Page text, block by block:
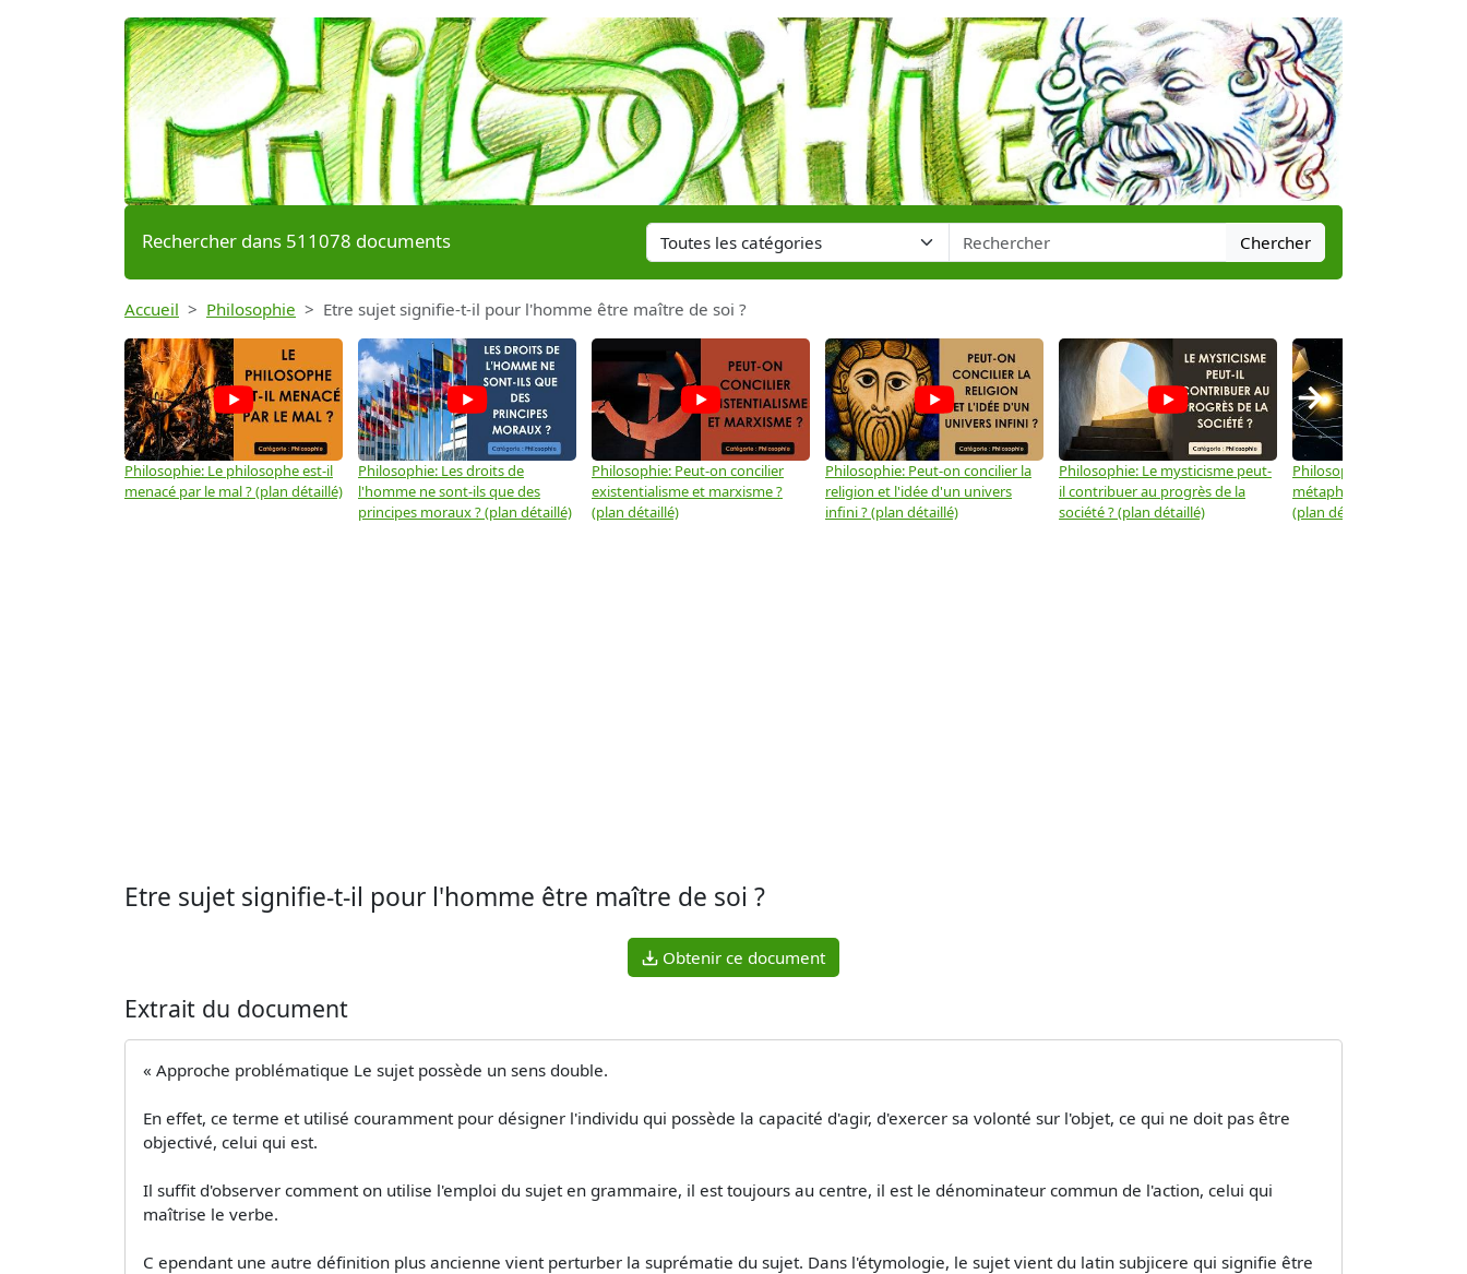
Rechercher dans 511078 documents Chercher
Accueil Philosophie Etre sujet signifie-t-il pour l'homme être maître de soi ?
Philosophie: Le philosophe est-il
menacé par le mal ? (plan détaillé)
Philosophie: Les droits de
l'homme ne sont-ils que des
principes moraux ? (plan détaillé)
Philosophie: Peut-on concilier
existentialisme et marxisme ?
(plan détaillé)
Philosophie: Peut-on concilier la
religion et l'idée d'un univers
infini ? (plan détaillé)
Philosophie: Le mysticisme peut-
il contribuer au progrès de la
société ? (plan détaillé)
Philosophie: Peut-on lier la
métaphysique à la
(plan détaillé)
→
Etre sujet signifie-t-il pour l'homme être maître de soi ?
Obtenir ce document
Extrait du document
« Approche problématique Le sujet possède un sens double.
En effet, ce terme et utilisé couramment pour désigner l'individu qui possède la capacité d'agir, d'exercer sa volonté sur l'objet, ce qui ne doit pas être
objectivé, celui qui est.
Il suffit d'observer comment on utilise l'emploi du sujet en grammaire, il est toujours au centre, il est le dénominateur commun de l'action, celui qui
maîtrise le verbe.
C ependant une autre définition plus ancienne vient perturber la suprématie du sujet. Dans l'étymologie, le sujet vient du latin subjicere qui signifie être